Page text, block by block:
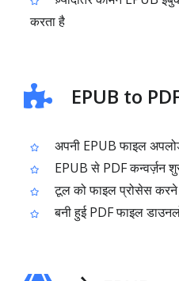
करता है
EPUB to
अपनी EPUB फाइल
EPUB से PDF कन्वर्ज़न
टूल को फाइल प्रोसेस
बनी हुई PDF फाइल